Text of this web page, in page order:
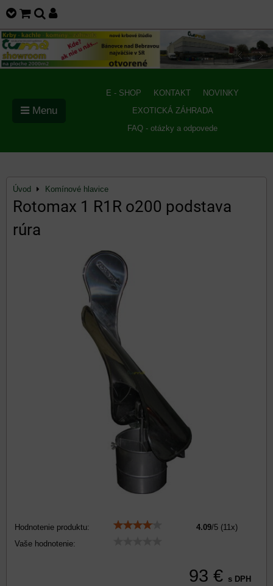
E - SHOP KONTAKT
NOVINKY
EXOTICKÁ ZÁHRADA
FAQ - otázky a odpovede
Menu
Úvod Komínové hlavice
Rotomax 1 R1R o200 podstava
rúra
Hodnotenie produktu: 4.09/5 (11x)
Vaše hodnotenie:
93 € s DPH